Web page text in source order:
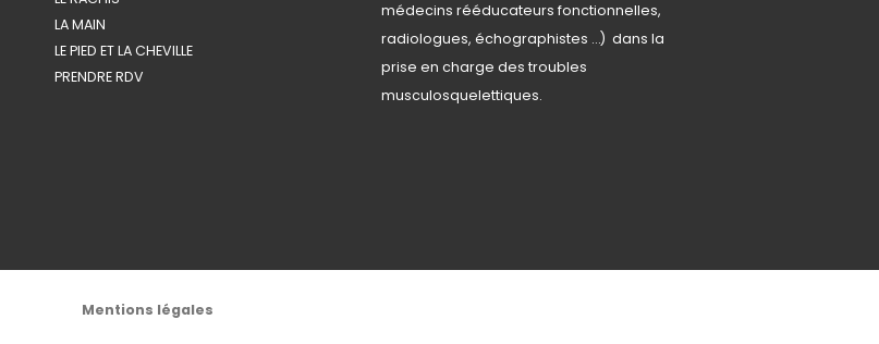
LA MAIN
LE PIED ET LA CHEVILLE
PRENDRE RDV
médecins rééducateurs fonctionnelles,
radiologues, échographistes …) dans la
prise en charge des troubles
musculosquelettiques.
Mentions légales